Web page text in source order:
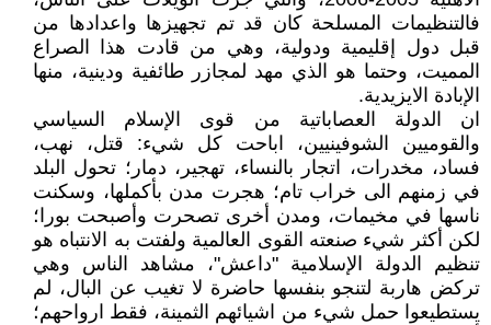
فالتنظيمات المسلحة كان قد تم تجهيزها واعدادها من
قبل دول إقليمية ودولية، وهي من قادت هذا الصراع
المميت، وحتما هو الذي مهد لمجازر طائفية ودينية، منها
الإبادة الايزيدية.
ان الدولة العصاباتية من قوى الإسلام السياسي
والقوميين الشوفينيين، اباحت كل شيء: قتل، نهب،
فساد، مخدرات، اتجار بالنساء، تهجير، دمار؛ تحول البلد
في زمنهم الى خراب تام؛ هجرت مدن بأكملها، وسكنت
ناسها في مخيمات، ومدن أخرى تصحرت وأصبحت بورا؛
لكن أكثر شيء صنعته القوى العالمية ولفتت به الانتباه هو
تنظيم الدولة الإسلامية "داعش"، مشاهد الناس وهي
تركض هاربة لتنجو بنفسها حاضرة لا تغيب عن البال، لم
يستطيعوا حمل شيء من اشيائهم الثمينة، فقط ارواحهم؛